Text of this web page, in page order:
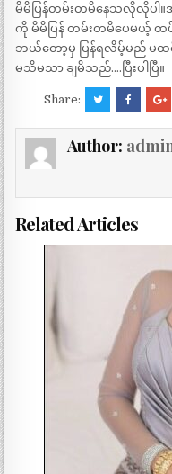
မိမိပြန်တမ်းတမိနေသလိုလိုပါ။
ကို မိမိပြန် တမ်းတမိပေမယ့် ထ
ဘယ်တော့မှ ပြန်ရလိမ့်မည် မထ
မသိမသာ ချမိသည်….ပြီးပါပြီ။
Share:
Author:
Related Articles